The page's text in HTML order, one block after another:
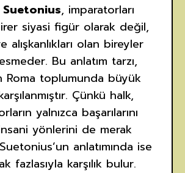
Suetonius, imparatorları
siyasi figür olarak değil,
alışkanlıkları olan bireyler
Bu anlatım tarzı,
Roma toplumunda büyük
Çünkü halk,
yalnızca başarılarını
yönlerini de merak
anlatımında ise
fazlasıyla karşılık bulur.